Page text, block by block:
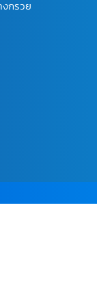
งกรวย